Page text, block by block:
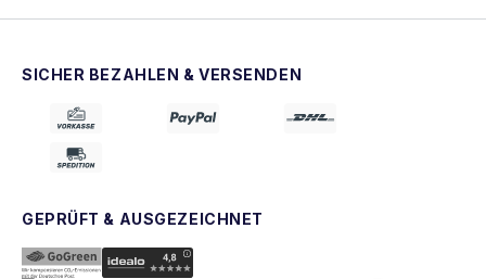
SICHER BEZAHLEN & VERSENDEN
GEPRÜFT & AUSGEZEICHNET